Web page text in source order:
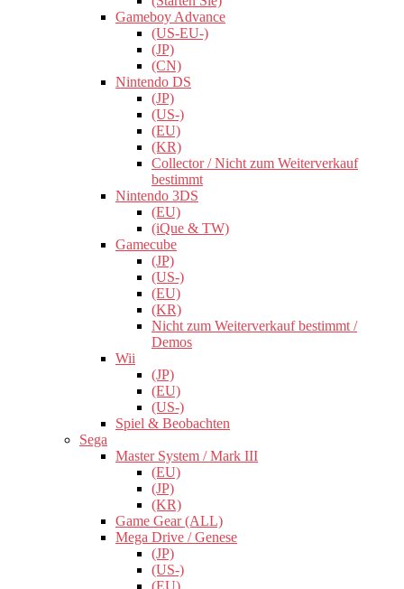
Gameboy Advance
(US-EU-)
(JP)
(CN)
Nintendo DS
(JP)
(US-)
(EU)
(KR)
Collector / Nicht zum Weiterverkauf
bestimmt
Nintendo 3DS
(EU)
(iQue & TW)
Gamecube
(JP)
(US-)
(EU)
(KR)
Nicht zum Weiterverkauf bestimmt /
Demos
Wii
(JP)
(EU)
(US-)
Spiel & Beobachten
Sega
Master System / Mark III
(EU)
(JP)
(KR)
Game Gear (ALL)
Mega Drive / Genese
(JP)
(US-)